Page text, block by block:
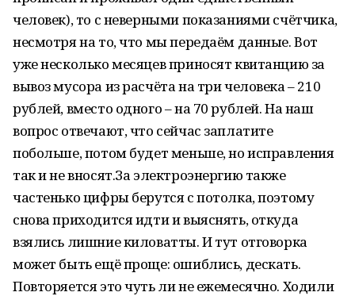
человек), то с неверными показаниями счётчика,
несмотря на то, что мы передаём данные. Вот
уже несколько месяцев приносят квитанцию за
вывоз мусора из расчёта на три человека – 210
рублей, вместо одного – на 70 рублей. На наш
вопрос отвечают, что сейчас заплатите
побольше, потом будет меньше, но исправления
так и не вносят.За электроэнергию также
частенько цифры берутся с потолка, поэтому
снова приходится идти и выяснять, откуда
взялись лишние киловатты. И тут отговорка
может быть ещё проще: ошиблись, дескать.
Повторяется это чуть ли не ежемесячно. Ходили